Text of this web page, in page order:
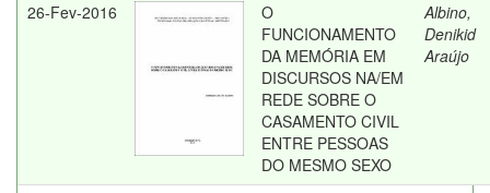
26-Fev-2016
O
FUNCIONAMENTO
DA MEMÓRIA EM
DISCURSOS NA/EM
REDE SOBRE O
CASAMENTO CIVIL
ENTRE PESSOAS
DO MESMO SEXO
Albino,
Denikid
Araújo